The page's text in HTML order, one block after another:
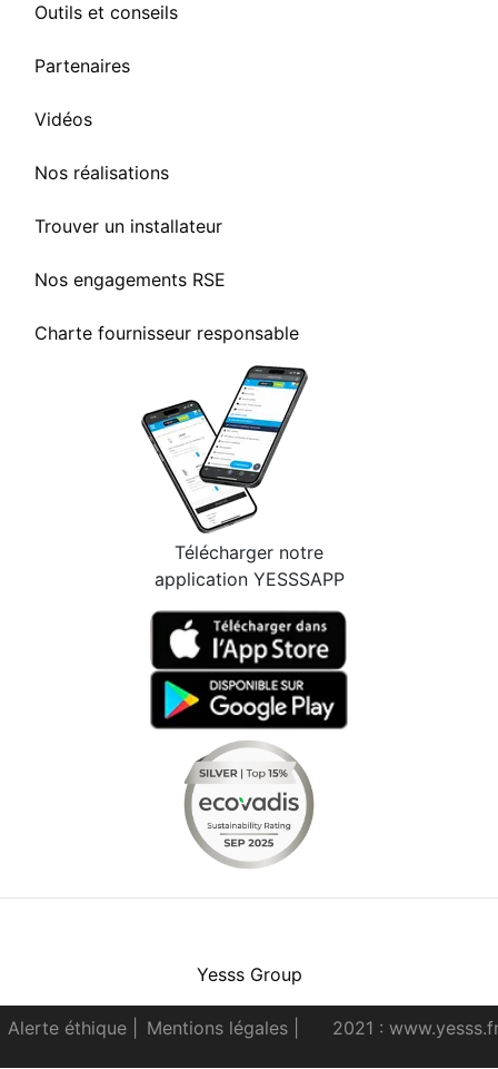
Outils et conseils
Partenaires
Vidéos
Nos réalisations
Trouver un installateur
Nos engagements RSE
Charte fournisseur responsable
Télécharger notre
application YESSSAPP
Yesss Group
Alerte éthique Mentions légales 2021 :